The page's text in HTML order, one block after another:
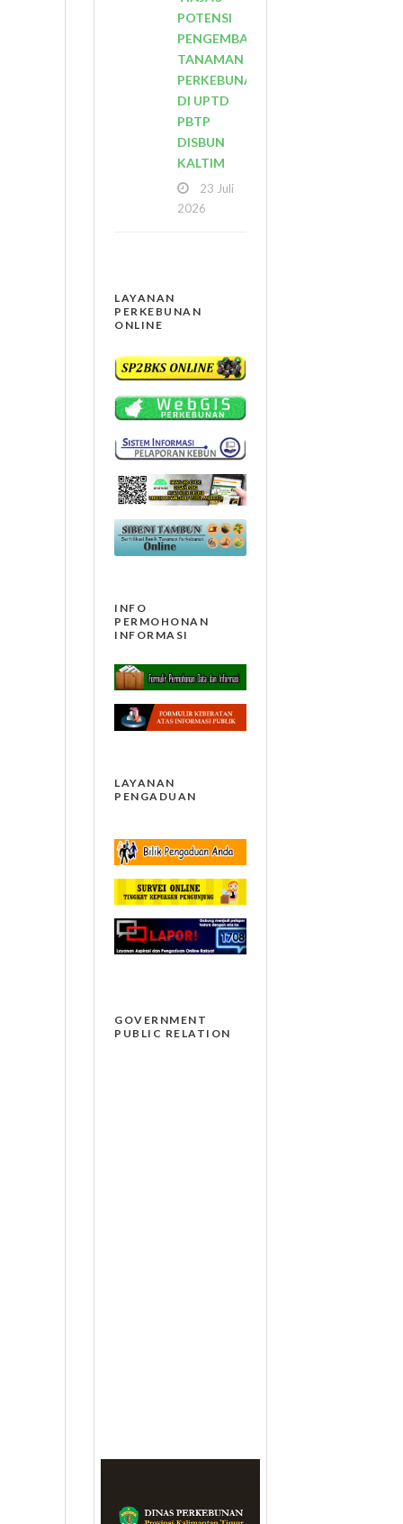
POTENSI
PENGEMBANGAN
TANAMAN
PERKEBUNAN
DI UPTD
PBTP
DISBUN
KALTIM
23 Juli
2026
LAYANAN
PERKEBUNAN
ONLINE
INFO
PERMOHONAN
INFORMASI
LAYANAN
PENGADUAN
GOVERNMENT
PUBLIC RELATION